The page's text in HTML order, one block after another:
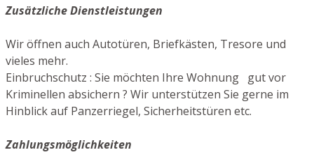
Zusätzliche Dienstleistungen
Wir öffnen auch Autotüren, Briefkästen, Tresore und
vieles mehr.
Einbruchschutz : Sie möchten Ihre Wohnung gut vor
Kriminellen absichern ? Wir unterstützen Sie gerne im
Hinblick auf Panzerriegel, Sicherheitstüren etc.
Zahlungsmöglichkeiten